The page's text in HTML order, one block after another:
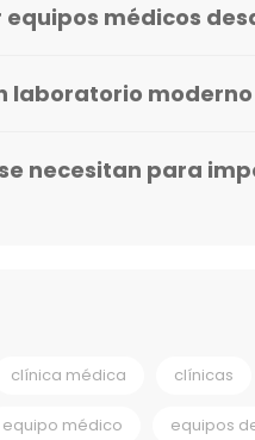
médicos
laboratorio
necesitan para
clínica médica clínicas
equipo médico equipos